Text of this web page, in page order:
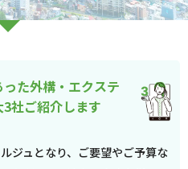
た外構・エクステ
社ご紹介します
ジュとなり、ご要望やご予算な